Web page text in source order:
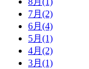
7月(2)
6月(4)
5月(1)
4月(2)
3月(1)